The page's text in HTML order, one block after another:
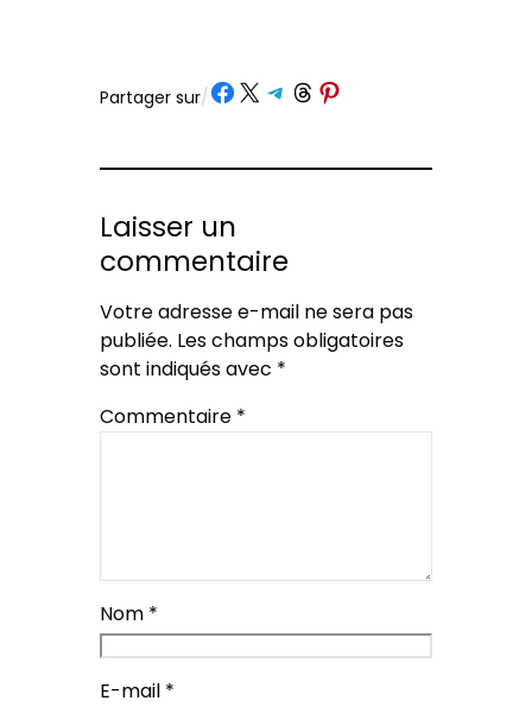
Partager sur/ Partager sur Facebook
Partager sur X Partager sur Telegram
Partager sur Threads
Partager sur Pinterest
Laisser un
commentaire
Votre adresse e-mail ne sera pas
publiée. Les champs obligatoires
sont indiqués avec *
Commentaire *
Nom *
E-mail *